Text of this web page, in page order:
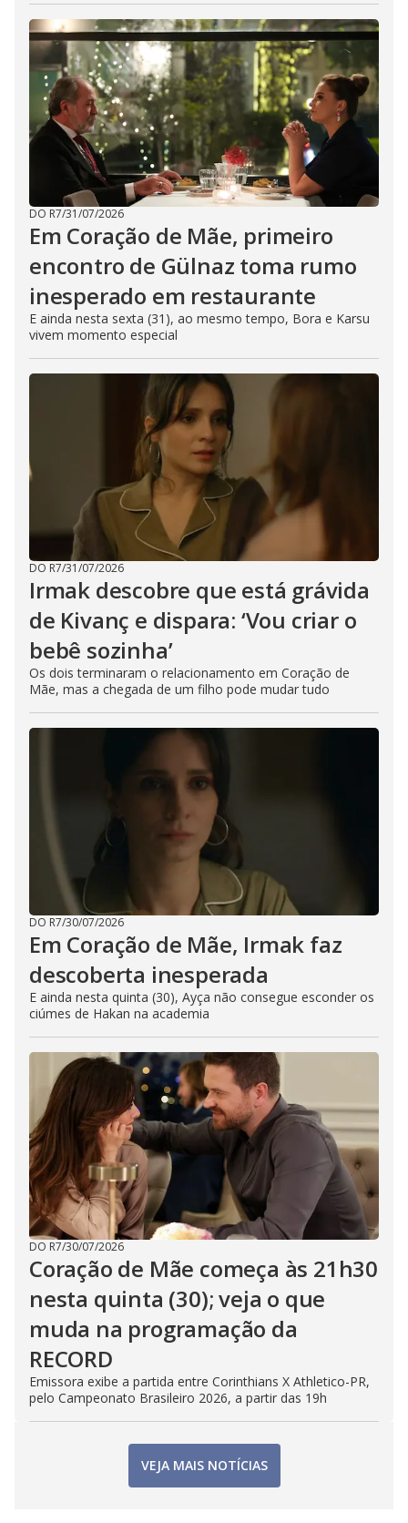
DO R7/31/07/2026
Em Coração de Mãe, primeiro
encontro de Gülnaz toma rumo
inesperado em restaurante
E ainda nesta sexta (31), ao mesmo tempo, Bora e Karsu
vivem momento especial
DO R7/31/07/2026
Irmak descobre que está grávida
de Kivanç e dispara: ‘Vou criar o
bebê sozinha’
Os dois terminaram o relacionamento em Coração de
Mãe, mas a chegada de um filho pode mudar tudo
DO R7/30/07/2026
Em Coração de Mãe, Irmak faz
descoberta inesperada
E ainda nesta quinta (30), Ayça não consegue esconder os
ciúmes de Hakan na academia
DO R7/30/07/2026
Coração de Mãe começa às 21h30
nesta quinta (30); veja o que
muda na programação da
RECORD
Emissora exibe a partida entre Corinthians X Athletico-PR,
pelo Campeonato Brasileiro 2026, a partir das 19h
VEJA MAIS NOTÍCIAS